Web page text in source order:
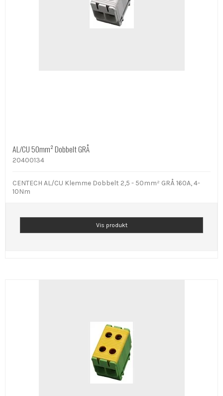
AL/CU 50mm² Dobbelt GRÅ
20400134
CENTECH AL/CU Klemme Dobbelt 2,5 - 50mm² GRÅ 160A, 4-
10Nm
Vis produkt